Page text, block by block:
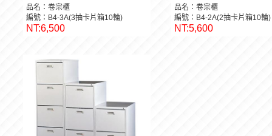
品名：卷宗櫃
編號：B4-3A(3抽卡片箱10輪)
NT:6,500
品名：卷宗櫃
編號：B4-2A(2抽卡片箱10輪)
NT:5,600